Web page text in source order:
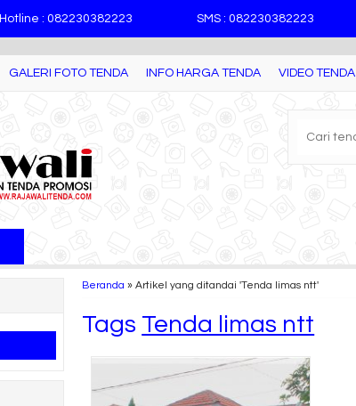
Hotline : 082230382223 SMS : 082230382223
GALERI FOTO TENDA INFO HARGA TENDA VIDEO TENDA
Beranda »Artikel yang ditandai 'Tenda limas ntt'
Tags Tenda limas ntt